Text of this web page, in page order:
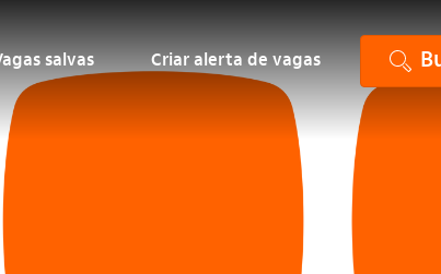
salvas Criar alerta de vagas